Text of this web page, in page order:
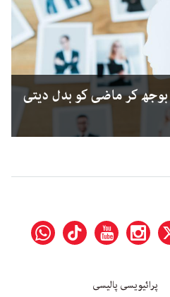
کر ماضی کو بدل دیتی
پرائیویسی پالیسی